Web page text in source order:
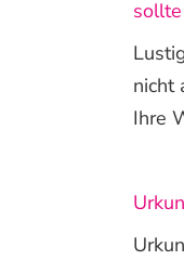
sollte
nicht
Ihre